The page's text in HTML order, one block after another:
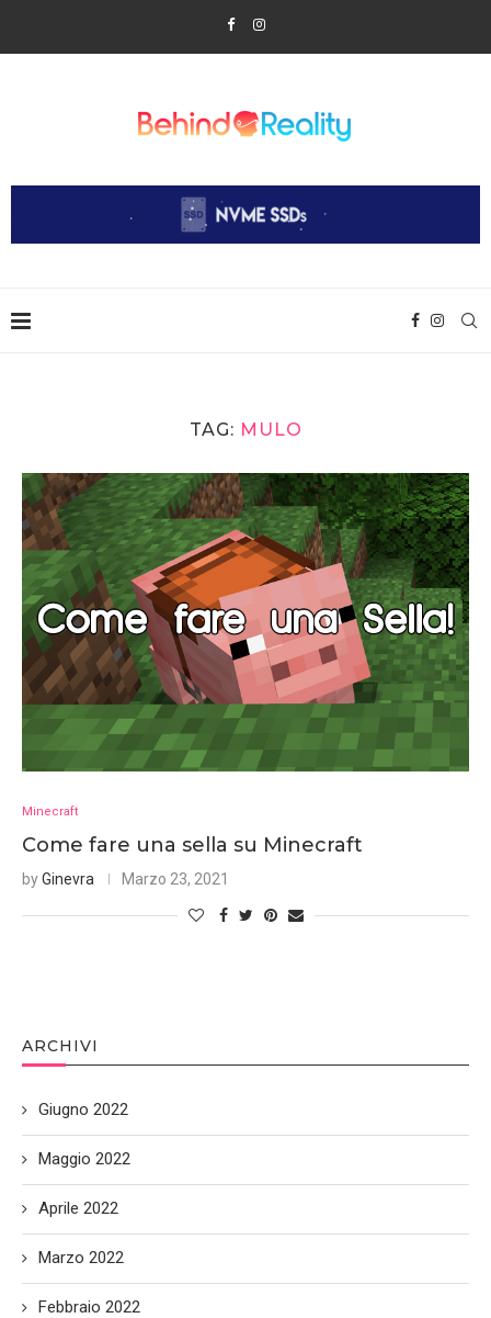
TAG: MULO
Minecraft
Come fare una sella su Minecraft
byGinevra Marzo 23, 2021
ARCHIVI
Giugno 2022
Maggio 2022
Aprile 2022
Marzo 2022
Febbraio 2022